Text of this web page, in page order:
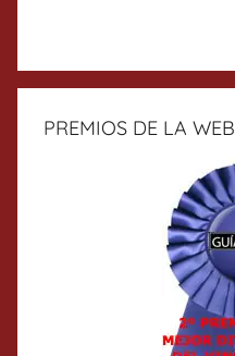
PREMIOS DE LA WEB